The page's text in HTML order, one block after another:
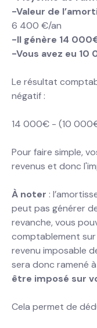
-Valeur de
6 400 €/an
-Il génère 14
-Vous avez eu 10
Le résultat
négatif :
14 000€ - (10
Pour faire simple,
revenus et donc
À noter :
peut pas générer
revanche, vous
comptablement sur
revenu imposable
sera donc ramené
être imposé sur
Cela permet de